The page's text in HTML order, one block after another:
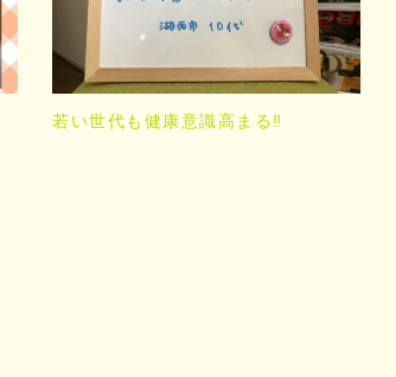
若い世代も健康意識高まる‼️